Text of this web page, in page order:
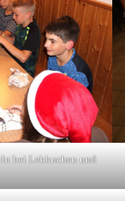
bei Lebkuchen und